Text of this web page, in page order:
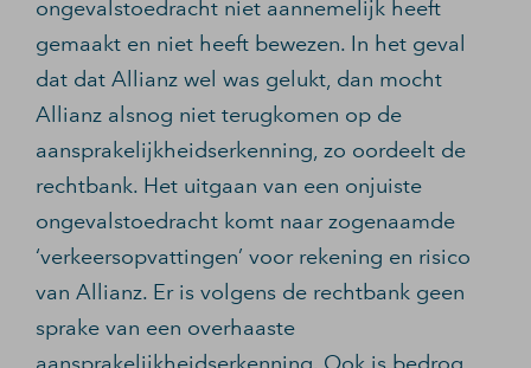
ongevalstoedracht niet aannemelijk heeft
gemaakt en niet heeft bewezen. In het geval
dat dat Allianz wel was gelukt, dan mocht
Allianz alsnog niet terugkomen op de
aansprakelijkheidserkenning, zo oordeelt de
rechtbank. Het uitgaan van een onjuiste
ongevalstoedracht komt naar zogenaamde
‘verkeersopvattingen’ voor rekening en risico
van Allianz. Er is volgens de rechtbank geen
sprake van een overhaaste